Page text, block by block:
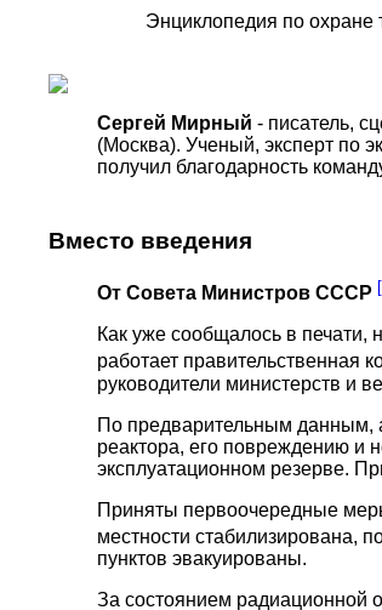
Энциклопедия по охране
Сергей Мирный - писатель,
(Москва). Ученый, эксперт по
получил благодарность
Вместо введения
От Совета Министров СССР
Как уже сообщалось в печати,
работает правительственная
руководители министерств и
По предварительным данным,
реактора, его повреждению и
эксплуатационном резерве.
Приняты первоочередные
местности стабилизирована,
пунктов эвакуированы.
За состоянием радиационной